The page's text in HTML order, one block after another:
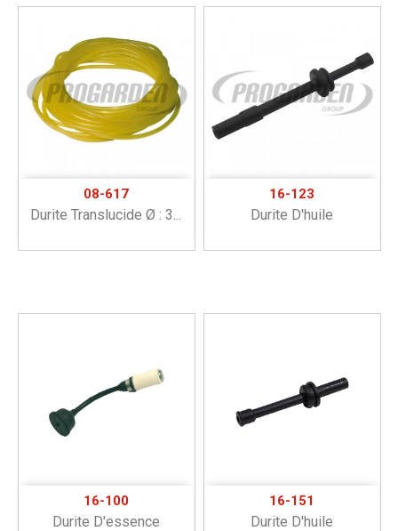
08-617
Durite Translucide Ø : 3...
16-123
Durite D'huile
16-100
Durite D'essence
16-151
Durite D'huile